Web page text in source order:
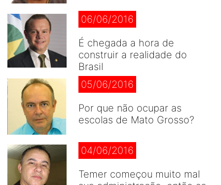
06/06/2016
É chegada a hora de
construir a realidade do
Brasil
05/06/2016
Por que não ocupar as
escolas de Mato Grosso?
04/06/2016
Temer começou muito mal